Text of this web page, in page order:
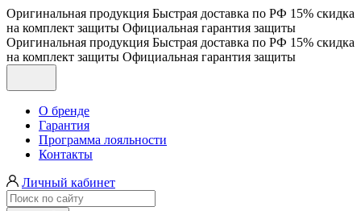
Оригинальная продукция Быстрая доставка по РФ 15% скидка
на комплект защиты Официальная гарантия защиты
Оригинальная продукция Быстрая доставка по РФ 15% скидка
на комплект защиты Официальная гарантия защиты
О бренде
Гарантия
Программа лояльности
Контакты
Личный кабинет